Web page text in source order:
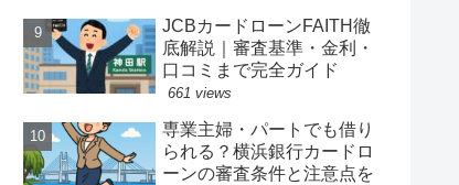
JCBカードローンFAITH徹
底解説｜審査基準・金利・
口コミまで完全ガイド
661 views
専業主婦・パートでも借り
られる？横浜銀行カードロ
ーンの審査条件と注意点を